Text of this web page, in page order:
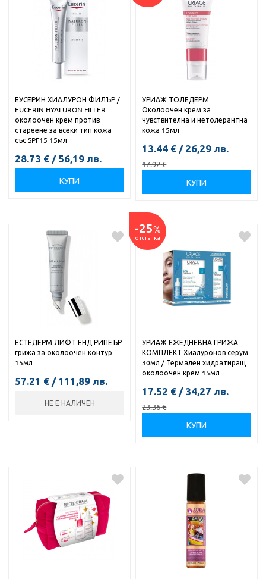
ЕУСЕРИН ХИАЛУРОН ФИЛЪР /
EUCERIN HYALURON FILLER
околоочен крем против
стареене за всеки тип кожа
със SPF15 15мл
28.73 € / 56,19 лв.
КУПИ
УРИАЖ ТОЛЕДЕРМ
Околоочен крем за
чувствителна и нетолерантна
кожа 15мл
13.44 € / 26,29 лв.
17.92€
КУПИ
ЕСТЕДЕРМ ЛИФТ ЕНД РИПЕЪР
грижа за околоочен контур
15мл
57.21 € / 111,89 лв.
НЕ Е НАЛИЧЕН
-25%
отстъпка
УРИАЖ ЕЖЕДНЕВНА ГРИЖА
КОМПЛЕКТ Хиалуронов серум
30мл / Термален хидратиращ
околоочен крем 15мл
17.52 € / 34,27 лв.
23.36€
КУПИ